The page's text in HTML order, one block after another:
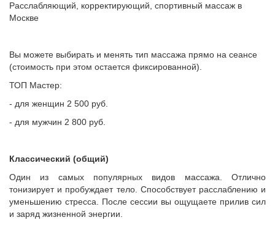
Расслабляющий, корректирующий, спортивный массаж в
Москве
Вы можете выбирать и менять тип массажа прямо на сеансе
(стоимость при этом остается фиксированной).
ТОП Мастер:
- для женщин 2 500 руб.
- для мужчин 2 800 руб.
Классический (общий)
Один из самых популярных видов массажа. Отлично
тонизирует и пробуждает тело. Способствует расслаблению и
уменьшению стресса. После сессии вы ощущаете прилив сил
и заряд жизненной энергии.